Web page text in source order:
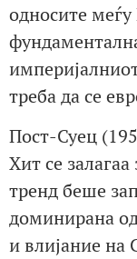
односите
треба да се
Пост-Суец
Хит се залагаа
тренд беше
доминирана
и влијание на